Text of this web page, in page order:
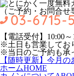
（ご予約・お問合せ
【電話受付】10:00
※土日も営業してお
※当日のご予約も承
【随時更新】今月
ホームHOME